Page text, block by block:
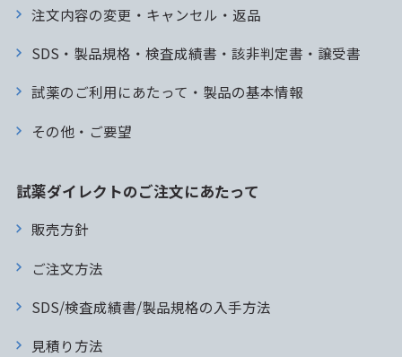
注文内容の変更・キャンセル・返品
SDS・製品規格・検査成績書・該非判定書・譲受書
試薬のご利用にあたって・製品の基本情報
その他・ご要望
試薬ダイレクトのご注文にあたって
販売方針
ご注文方法
SDS/検査成績書/製品規格の入手方法
見積り方法